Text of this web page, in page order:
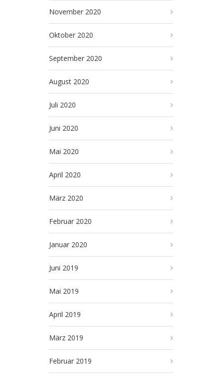
November 2020
Oktober 2020
September 2020
August 2020
Juli 2020
Juni 2020
Mai 2020
April 2020
März 2020
Februar 2020
Januar 2020
Juni 2019
Mai 2019
April 2019
März 2019
Februar 2019